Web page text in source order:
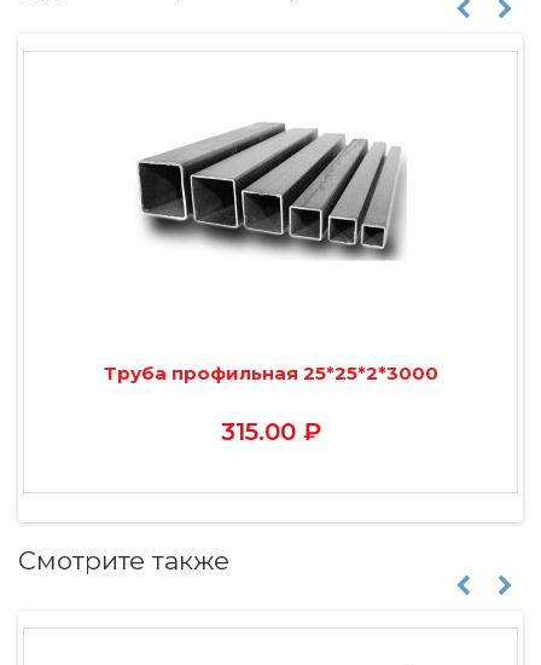
Труба профильная 25*25*2*3000
315.00 ₽
Смотрите также